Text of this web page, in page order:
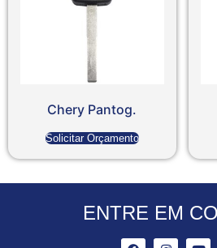
Chery Pantog.
Solicitar Orçamento
ENTRE EM